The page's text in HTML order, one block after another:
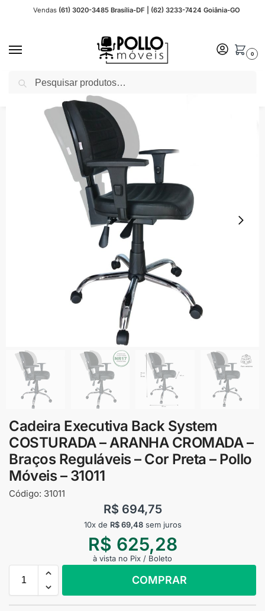
Vendas (61) 3020-3485 Brasília-DF | (62) 3233-7424 Goiânia-GO
0
Início Cadeira Escritório / Cadeira Escritório Executiva
Cadeira Executiva Back System
COSTURADA – ARANHA CROMADA –
Braços Reguláveis – Cor Preta – Pollo
Móveis – 31011
Código: 31011
R$ 694,75
10x de R$69,48 sem juros
R$ 625,28
à vista no Pix / Boleto
COMPRAR